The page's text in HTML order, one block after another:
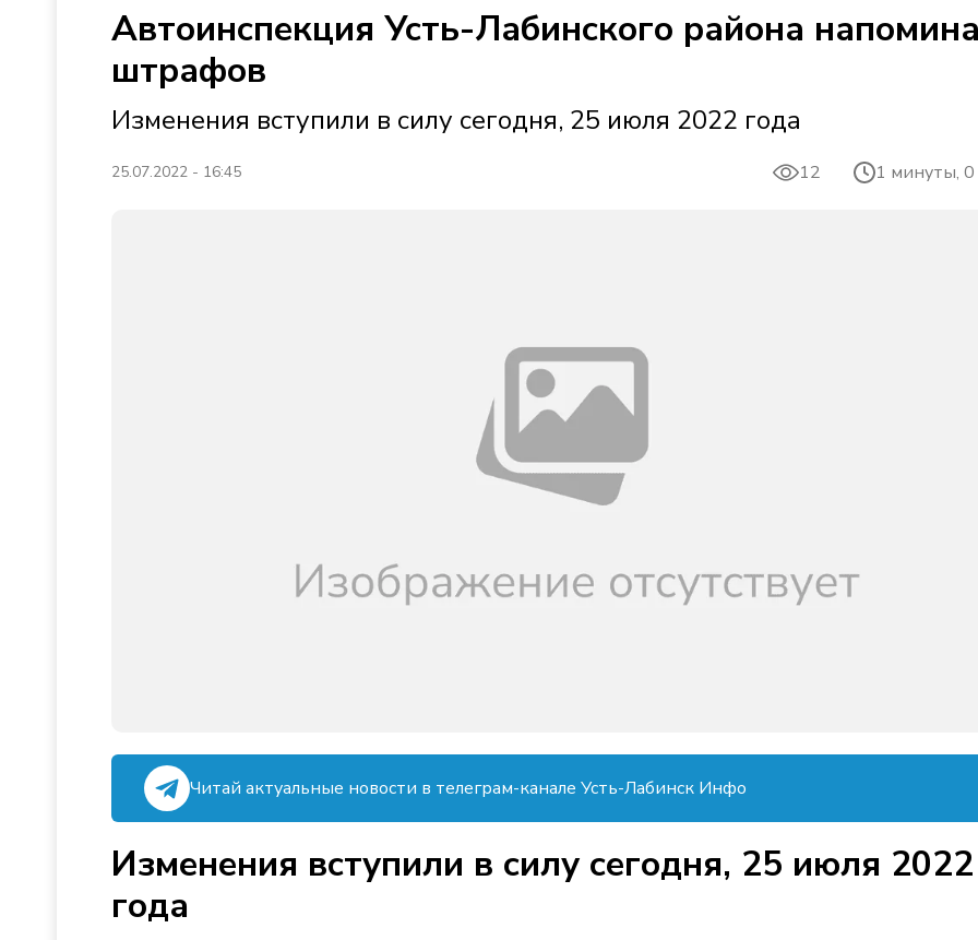
Автоинспекция Усть-Лабинского района
штрафов
Изменения вступили в силу сегодня, 25 июля 2022 года
25.07.2022 - 16:45 12 1 минуты, 0
Читай актуальные новости в телеграм-канале Усть-Лабинск Инфо
Изменения вступили в силу сегодня, 25 июля 2022
года